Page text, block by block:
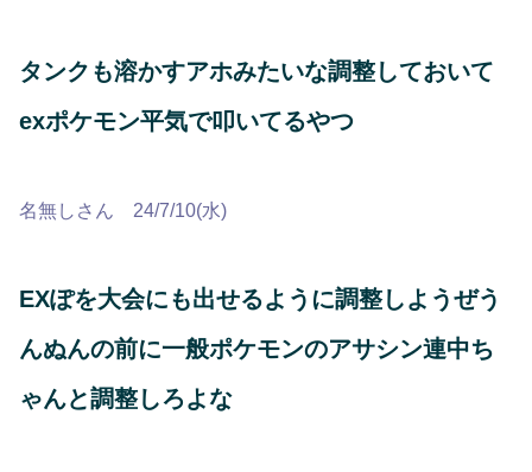
タンクも溶かすアホみたいな調整しておいて
exポケモン平気で叩いてるやつ
名無しさん 24/7/10(水)
EXぽを大会にも出せるように調整しようぜう
んぬんの前に一般ポケモンのアサシン連中ち
ゃんと調整しろよな